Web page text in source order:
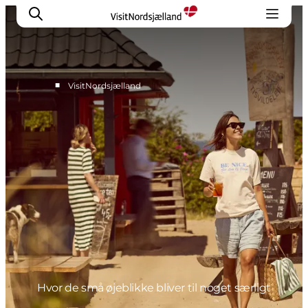
Highlights
Oplev
Det Sker
Overnatning
Byer
Planlæg ferien
■ VisitNordsjælland
Hvor de små øjeblikke bliver til noget særligt